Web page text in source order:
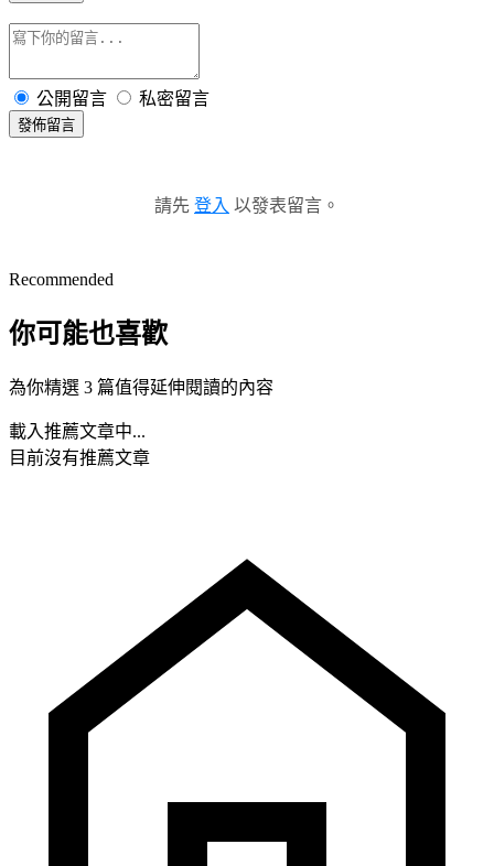
公開留言 私密留言
發佈留言
請先 登入 以發表留言。
Recommended
你可能也喜歡
為你精選 3 篇值得延伸閱讀的內容
載入推薦文章中...
目前沒有推薦文章